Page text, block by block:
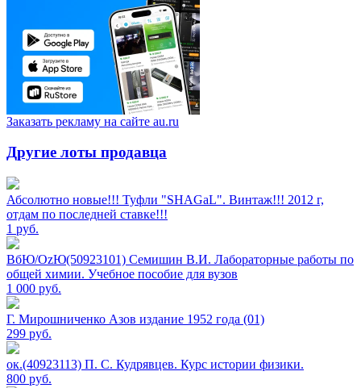
Заказать рекламу на сайте au.ru
Другие лоты продавца
Абсолютно новые!!! Туфли "SHAGаL". Винтаж!!! 2012 г,
отдам по последней ставке!!!
1 руб.
ВбЮ/OzЮ(50923101) Семишин В.И. Лабораторные работы по
общей химии. Учебное пособие для вузов
1 000 руб.
Г. Мирошниченко Азов издание 1952 года (01)
299 руб.
ок.(40923113) П. С. Кудрявцев. Курс истории физики.
800 руб.